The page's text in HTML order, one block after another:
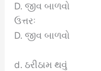
D. જીવ બાળવો
ઉત્તરઃ
D. જીવ બાળવો
d. ઠરીઠામ થવું